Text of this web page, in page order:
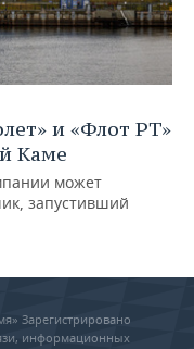
и «Флот РТ»
Каме
может
запустивший
Зарегистрировано
информационных